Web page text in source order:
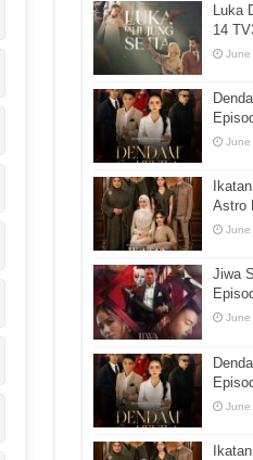
Luka
14
June
June
Astro
June
Jiwa
June
June